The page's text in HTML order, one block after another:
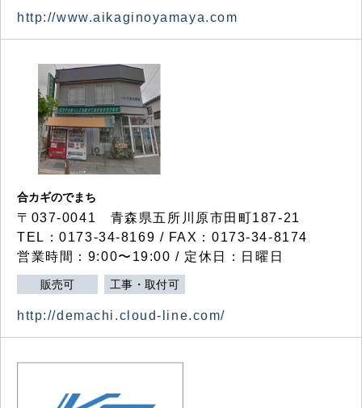
http://www.aikaginoyamaya.com
合カギのでまち
〒037-0041 青森県五所川原市田町187-21
TEL：0173-34-8169 / FAX：0173-34-8174
営業時間：9:00〜19:00 / 定休日：日曜日
販売可 工事・取付可
http://demachi.cloud-line.com/